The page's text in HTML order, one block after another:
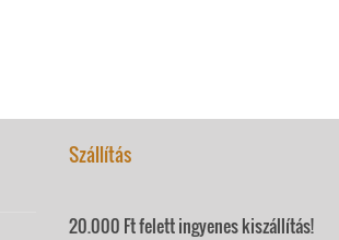
Szállítás
20.000 Ft felett ingyenes kiszállítás!